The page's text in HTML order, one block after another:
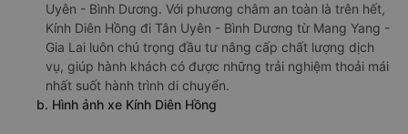
Uyên - Bình Dương. Với phương châm an toàn là trên hết,
Kính Diên Hồng đi Tân Uyên - Bình Dương từ Mang Yang -
Gia Lai luôn chú trọng đầu tư nâng cấp chất lượng dịch
vụ, giúp hành khách có được những trải nghiệm thoải mái
nhất suốt hành trình di chuyển.
b. Hình ảnh xe Kính Diên Hồng